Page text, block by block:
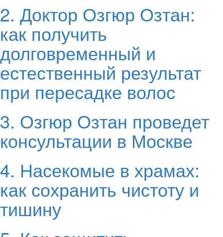
2. Доктор Озгюр Озтан:
как получить
долговременный и
естественный результат
при пересадке волос
3. Озгюр Озтан проведет
консультации в Москве
4. Насекомые в храмах:
как сохранить чистоту и
тишину